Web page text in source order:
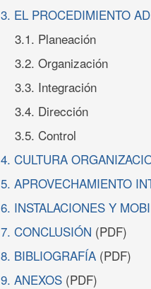
3. EL PROCEDIMIENTO
3.1. Planeación
3.2. Organización
3.3. Integración
3.4. Dirección
3.5. Control
4. CULTURA
5. APROVECHAMIENTO
6. INSTALACIONES Y
7. CONCLUSIÓN (PDF)
8. BIBLIOGRAFÍA (PDF)
9. ANEXOS (PDF)